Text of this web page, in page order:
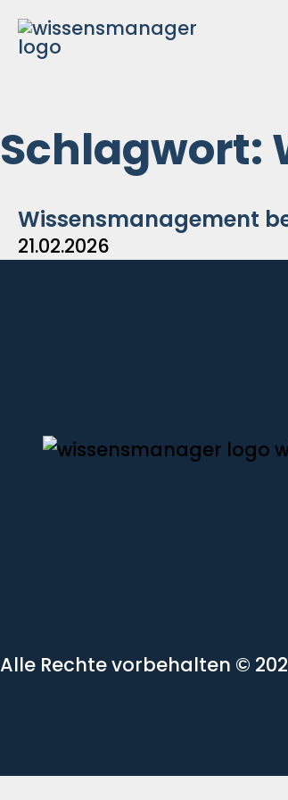
Zum
Inhalt
Schlagwort:
Wissensmanagement
21.02.2026
Alle Rechte vorbehalten ©